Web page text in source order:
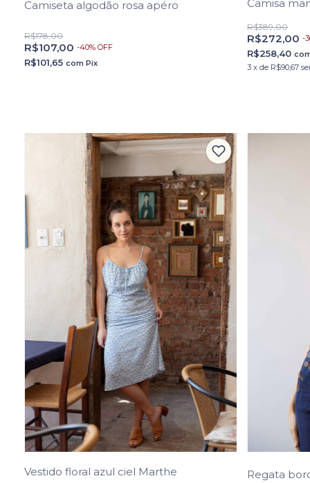
Camiseta algodão rosa apéro
R$107,00-40%OFF
R$178,00
R$101,65com Pix
Camisa
R$272,00-
R$389,00
R$258,40
3 xde R$90,67
Vestido floral azul ciel Marthe Regata